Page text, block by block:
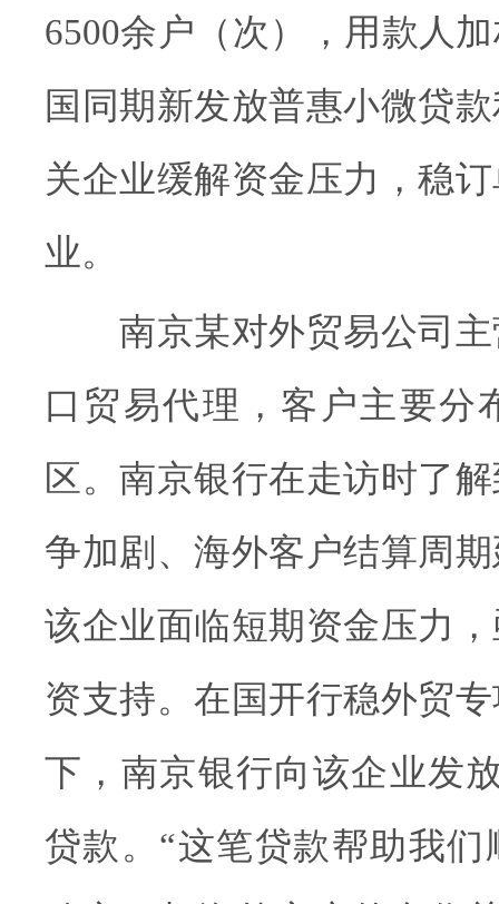
6500余户（次），用款人
国同期新发放普惠小微贷
关企业缓解资金压力，稳
业。
南京某对外贸易公司主
口贸易代理，客户主要分
区。南京银行在走访时了
争加剧、海外客户结算周
该企业面临短期资金压力
资支持。在国开行稳外贸
下，南京银行向该企业发
贷款。“这笔贷款帮助我